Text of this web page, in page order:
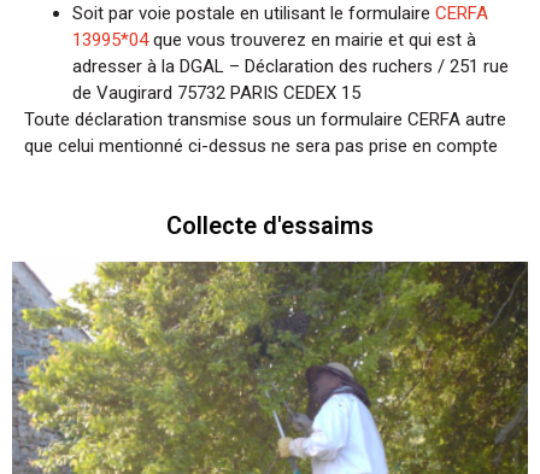
Soit par voie postale en utilisant le formulaire CERFA
13995*04que vous trouverez en mairie et qui est à
adresser à la DGAL – Déclaration des ruchers / 251 rue
de Vaugirard 75732 PARIS CEDEX 15
Toute déclaration transmise sous un formulaire CERFA autre
que celui mentionné ci-dessus ne sera pas prise en compte
Collecte d'essaims